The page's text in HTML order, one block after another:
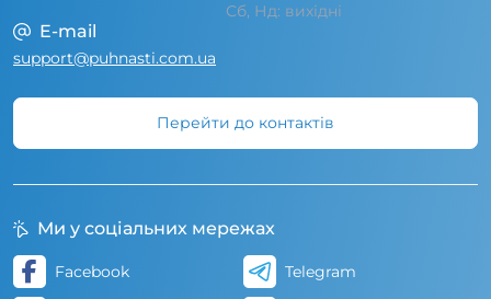
Сб, Нд: вихідні
E-mail
support@puhnasti.com.ua
Перейти до контактів
Ми у соціальних мережах
Facebook Telegram